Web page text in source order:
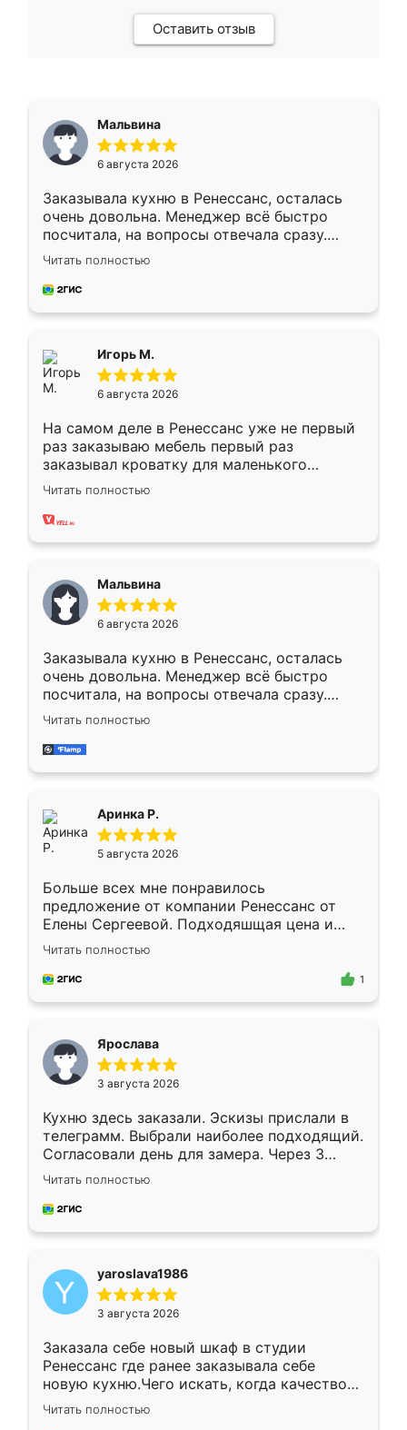
Оставить отзыв
Мальвина
6 августа 2026
Заказывала кухню в Ренессанс, осталась
очень довольна. Менеджер всё быстро
посчитала, на вопросы отвечала сразу.
Замерщик приехал в субботу, подошёл к
делу со всей ответственностью. Собрали
за день, ребята работали аккуратно, даже
Читать полностью
Игорь М.
6 августа 2026
На самом деле в Ренессанс уже не первый
раз заказываю мебель первый раз
заказывал кроватку для маленького
ребёнка при его рождении ,во второй раз
заказал шкаф-купе. По качеству очень
хорошее сборка достаточно быстрая,
меньше, здесь же он более разнообразный.
Мне нравится ,если что-то потребуется из
мебели буду заказывать только здесь.
Читать полностью
Мальвина
6 августа 2026
Заказывала кухню в Ренессанс, осталась
очень довольна. Менеджер всё быстро
посчитала, на вопросы отвечала сразу.
Замерщик приехал в субботу, подошёл к
делу со всей ответственностью. Собрали
за день, ребята работали аккуратно, даже
Читать полностью
Аринка Р.
5 августа 2026
Больше всех мне понравилось
предложение от компании Ренессанс от
Елены Сергеевой. Подходяшщая цена и
короткие сроки изготовления. Приехавший
для замера сотрудник Владислав
предложил по моему эскизу самый
Читать полностью
1
Ярослава
3 августа 2026
Кухню здесь заказали. Эскизы прислали в
телеграмм. Выбрали наиболее подходящий.
Согласовали день для замера. Через 3
недели кухня была уже готова. Остались
довольны работой. Спасибо Ренессанс
мебель за качественную работу!
Читать полностью
yaroslava1986
3 августа 2026
Заказала себе новый шкаф в студии
Ренессанс где ранее заказывала себе
новую кухню.Чего искать, когда качеством
вполне довольна. Служит кухня уже почти
два года, нареканий нет.
Читать полностью